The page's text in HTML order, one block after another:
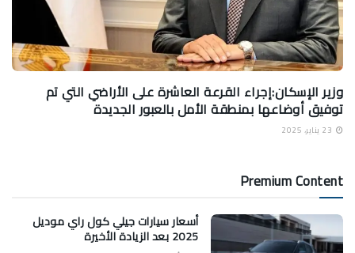
وزير الإسكان:إجراء القرعة العاشرة على الأراضي التي تم
توفيق أوضاعها بمنطقة الأمل بالعبور الجديدة
Premium Content
أسعار سيارات جيلي كول راي موديل
2025 بعد الزيادة الأخيرة